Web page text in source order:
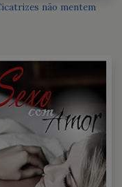
não mentem